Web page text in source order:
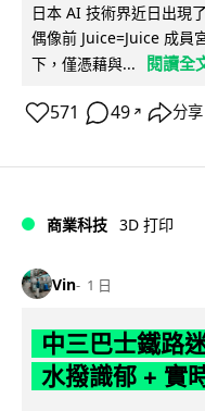
日本 AI 技術界近日出現
偶像前 Juice=Juice 成員
下，僅憑藉與...
閱讀全
571 49 ↗ 分享
商業科技 3D 打印
Vin 1 日
中三巴士鐵路
水撥識郁 + 實